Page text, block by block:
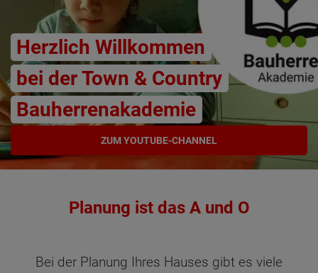
Herzlich Willkommen
bei der Town & Country
Bauherrenakademie
ZUM YOUTUBE-CHANNEL
Planung ist das A und O
Bei der Planung Ihres Hauses gibt es viele